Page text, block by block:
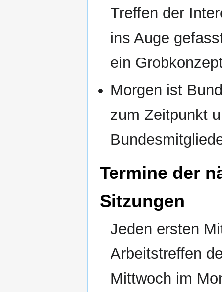
Treffen der
ins Auge
ein
Morgen ist
zum Zeitpunkt
Termine der
Sitzungen
Jeden ersten
Arbeitstreffen
Mittwoch im